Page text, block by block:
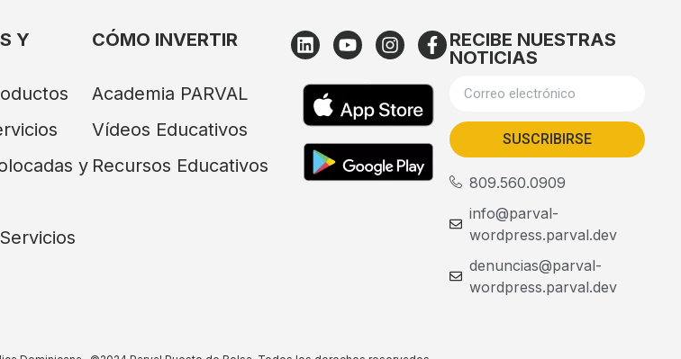
Y
y
CÓMO INVERTIR
Academia PARVAL
Vídeos Educativos
Recursos Educativos
RECIBE NUESTRAS
NOTICIAS
SUSCRIBIRSE
809.560.0909
info@parval-
wordpress.parval.dev
denuncias@parval-
wordpress.parval.dev